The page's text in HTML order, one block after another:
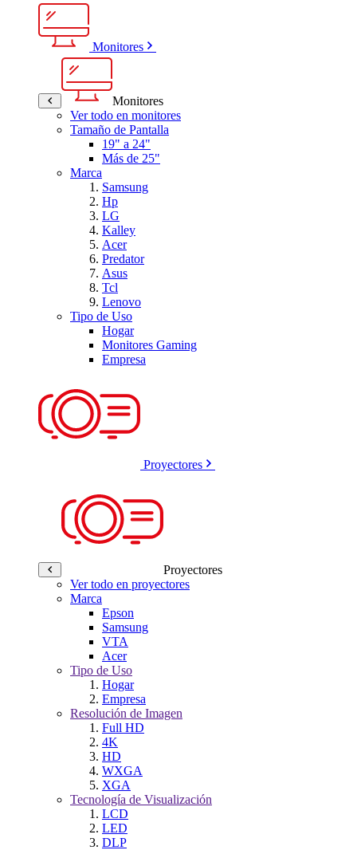
Monitores
Monitores
Ver todo en monitores
Tamaño de Pantalla
19" a 24"
Más de 25"
Marca
Samsung
Hp
LG
Kalley
Acer
Predator
Asus
Tcl
Lenovo
Tipo de Uso
Hogar
Monitores Gaming
Empresa
Proyectores
Proyectores
Ver todo en proyectores
Marca
Epson
Samsung
VTA
Acer
Tipo de Uso
Hogar
Empresa
Resolución de Imagen
Full HD
4K
HD
WXGA
XGA
Tecnología de Visualización
LCD
LED
DLP